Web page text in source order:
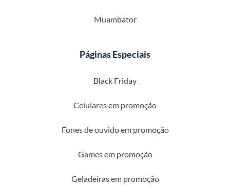
Muambator
Páginas Especiais
Black Friday
Celulares em promoção
Fones de ouvido em promoção
Games em promoção
Geladeiras em promoção